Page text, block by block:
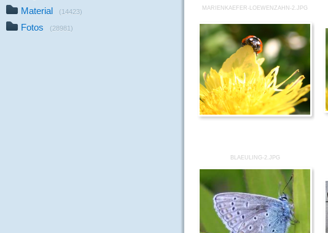
Material (14423)
Fotos (28981)
MARIENKAEFER-LOEWENZAHN-2.JPG
BLAEULING-2.JPG